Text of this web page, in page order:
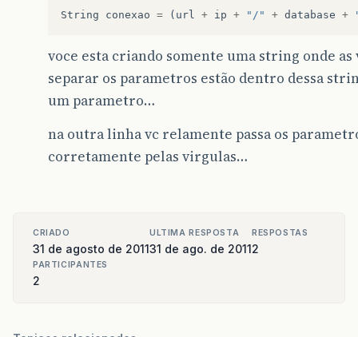
String conexao = ( url + ip + "/" + database +
voce esta criando somente uma string onde
separar os parametros estão dentro dessa
um parametro…
na outra linha vc relamente passa os
corretamente pelas virgulas…
CRIADO
31 de agosto de 2011
ULTIMA RESPOSTA
31 de ago. de 2011
RESPOSTAS
2
PARTICIPANTES
2